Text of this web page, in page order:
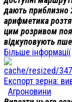
дають приблизно
арифметика
цим розривом
відкуповують
Більше інформації
Експорт зерна:
Агроновини